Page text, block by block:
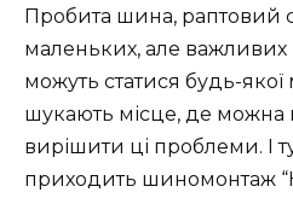
Пробита шина, раптовий
маленьких, але важливих
можуть статися будь-якої
шукають місце, де можна
вирішити ці проблеми. І
приходить шиномонтаж